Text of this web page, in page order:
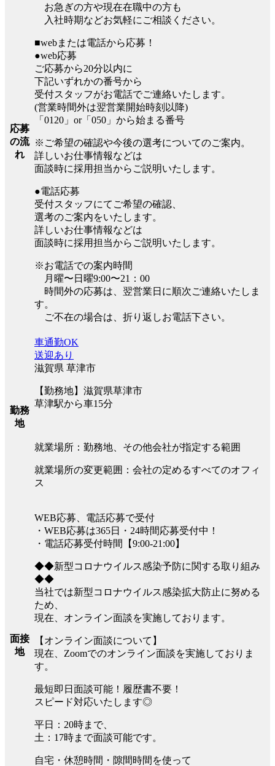
応募
の流
れ
お急ぎの方や現在在職中の方も
入社時期などお気軽にご相談ください。
■webまたは電話から応募！
●web応募
ご応募から20分以内に
下記いずれかの番号から
受付スタッフがお電話でご連絡いたします。
(営業時間外は翌営業開始時刻以降)
「0120」or「050」から始まる番号
※ご希望の確認や今後の選考についてのご案内。
詳しいお仕事情報などは
面談時に採用担当からご説明いたします。
●電話応募
受付スタッフにてご希望の確認、
選考のご案内をいたします。
詳しいお仕事情報などは
面談時に採用担当からご説明いたします。
※お電話での案内時間
月曜〜日曜9:00〜21：00
時間外の応募は、翌営業日に順次ご連絡いたしま
す。
ご不在の場合は、折り返しお電話下さい。
勤務
地
車通勤OK
送迎あり
滋賀県 草津市
【勤務地】滋賀県草津市
草津駅から車15分
就業場所：勤務地、その他会社が指定する範囲
就業場所の変更範囲：会社の定めるすべてのオフィ
ス
面接
地
WEB応募、電話応募で受付
・WEB応募は365日・24時間応募受付中！
・電話応募受付時間【9:00-21:00】
◆◆新型コロナウイルス感染予防に関する取り組み
◆◆
当社では新型コロナウイルス感染拡大防止に努める
ため、
現在、オンライン面談を実施しております。
【オンライン面談について】
現在、Zoomでのオンライン面談を実施しておりま
す。
最短即日面談可能！履歴書不要！
スピード対応いたします◎
平日：20時まで、
土：17時まで面談可能です。
自宅・休憩時間・隙間時間を使って